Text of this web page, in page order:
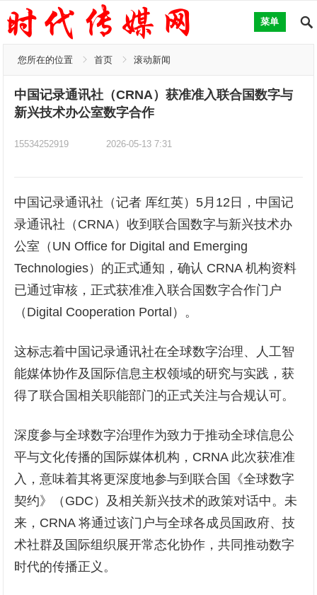
菜单
您所在的位置 首页 滚动新闻
中国记录通讯社（CRNA）获准准入联合国数字与
新兴技术办公室数字合作
15534252919 2026-05-13 7:31
中国记录通讯社（记者 厍红英）5月12日，中国记
录通讯社（CRNA）收到联合国数字与新兴技术办
公室（UN Office for Digital and Emerging
Technologies）的正式通知，确认 CRNA 机构资料
已通过审核，正式获准准入联合国数字合作门户
（Digital Cooperation Portal）。
这标志着中国记录通讯社在全球数字治理、人工智
能媒体协作及国际信息主权领域的研究与实践，获
得了联合国相关职能部门的正式关注与合规认可。
深度参与全球数字治理作为致力于推动全球信息公
平与文化传播的国际媒体机构，CRNA 此次获准准
入，意味着其将更深度地参与到联合国《全球数字
契约》（GDC）及相关新兴技术的政策对话中。未
来，CRNA 将通过该门户与全球各成员国政府、技
术社群及国际组织展开常态化协作，共同推动数字
时代的传播正义。